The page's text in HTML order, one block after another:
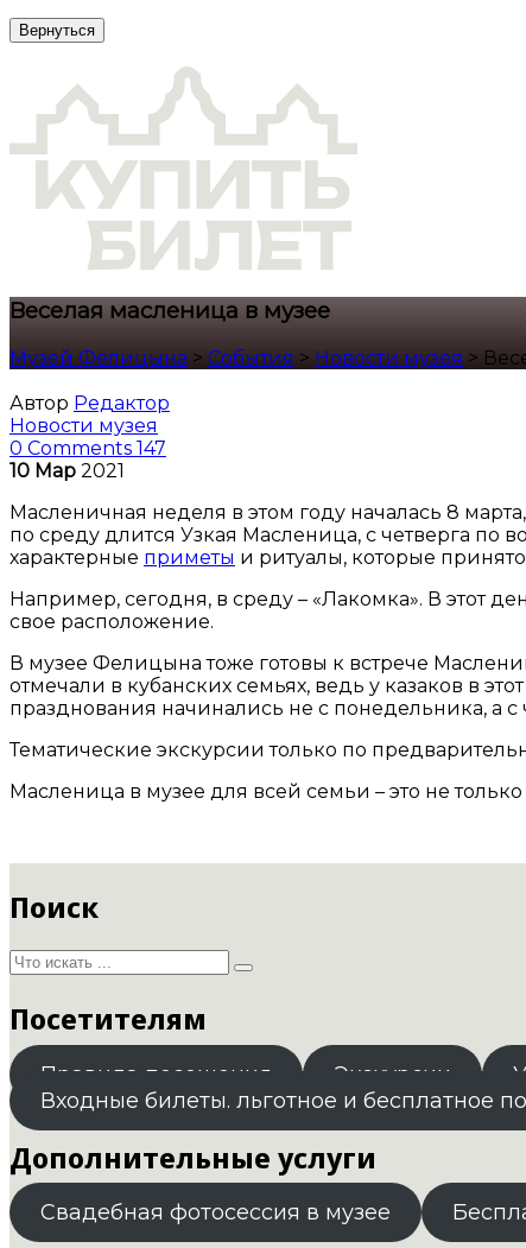
Вернуться
Веселая масленица в музее
Музей Фелицына > События > Новости музея >
Автор Редактор
Новости музея
0 Comments 147
10 Мар 2021
Масленичная неделя в этом году началась 8
по среду длится Узкая Масленица, с четверга
характерные приметы и ритуалы, которые
Например, сегодня, в среду – «Лакомка». В этот
свое расположение.
В музее Фелицына тоже готовы к встрече
отмечали в кубанских семьях, ведь у казаков в
празднования начинались не с понедельника, а с
Тематические экскурсии только по
Масленица в музее для всей семьи – это не
Поиск
Посетителям
Правила посещения Экскурсии
Входные билеты. льготное и бесплатное
Дополнительные услуги
Свадебная фотосессия в музее